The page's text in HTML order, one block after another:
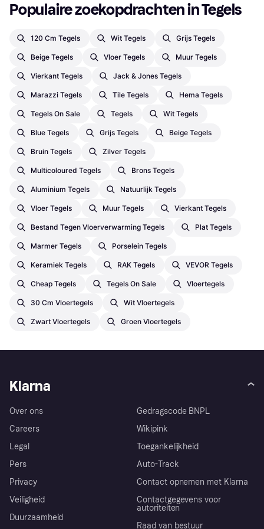
Populaire zoekopdrachten in Tegels
120 Cm Tegels Wit Tegels Grijs Tegels
Beige Tegels Vloer Tegels Muur Tegels
Vierkant Tegels Jack & Jones Tegels
Marazzi Tegels Tile Tegels Hema Tegels
Tegels On Sale Tegels Wit Tegels
Blue Tegels Grijs Tegels Beige Tegels
Bruin Tegels Zilver Tegels
Multicoloured Tegels Brons Tegels
Aluminium Tegels Natuurlijk Tegels
Vloer Tegels Muur Tegels Vierkant Tegels
Bestand Tegen Vloerverwarming Tegels Plat Tegels
Marmer Tegels Porselein Tegels
Keramiek Tegels RAK Tegels VEVOR Tegels
Cheap Tegels Tegels On Sale Vloertegels
30 Cm Vloertegels Wit Vloertegels
Zwart Vloertegels Groen Vloertegels
Klarna
Over ons
Careers
Legal
Pers
Privacy
Veiligheid
Duurzaamheid
Gedragscode BNPL
Wikipink
Toegankelijkheid
Auto-Track
Contact opnemen met Klarna
Contactgegevens voor
autoriteiten
Raad van bestuur